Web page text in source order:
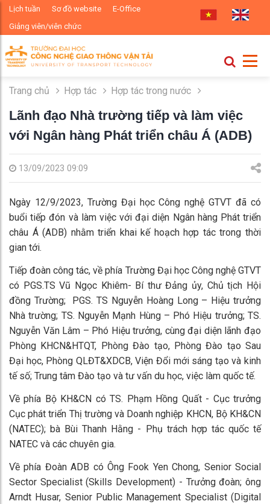
Lịch tuần Sơ đồ website
E-Office
Giảng viên/viên chức
Trang chủ Hợp tác Hợp tác trong nước
Lãnh đạo Nhà trường tiếp và làm việc
với Ngân hàng Phát triển châu Á (ADB)
13/09/2023 09:09
Ngày 12/9/2023, Trường Đại học Công nghệ GTVT đã có
buổi tiếp đón và làm việc với đại diện Ngân hàng Phát triển
châu Á (ADB) nhằm triển khai kế hoạch hợp tác trong thời
gian tới.
Tiếp đoàn công tác, về phía Trường Đại học Công nghệ GTVT
có PGS.TS Vũ Ngọc Khiêm- Bí thư Đảng ủy, Chủ tịch Hội
đồng Trường; PGS. TS Nguyễn Hoàng Long – Hiệu trưởng
Nhà trường; TS. Nguyễn Mạnh Hùng – Phó Hiệu trưởng; TS.
Nguyễn Văn Lâm – Phó Hiệu trưởng, cùng đại diện lãnh đạo
Phòng KHCN&HTQT, Phòng Đào tạo, Phòng Đào tạo Sau
Đại học, Phòng QLĐT&XDCB, Viện Đổi mới sáng tạo và kinh
tế số; Trung tâm Đào tạo và tư vấn du học, việc làm quốc tế.
Về phía Bộ KH&CN có TS. Phạm Hồng Quất - Cục trưởng
Cục phát triển Thị trường và Doanh nghiệp KHCN, Bộ KH&CN
(NATEC); bà Bùi Thanh Hằng - Phụ trách hợp tác quốc tế
NATEC và các chuyên gia.
Về phía Đoàn ADB có Ông Fook Yen Chong, Senior Social
Sector Specialist (Skills Development) - Trưởng đoàn; ông
Arndt Husar, Senior Public Management Specialist (Digital